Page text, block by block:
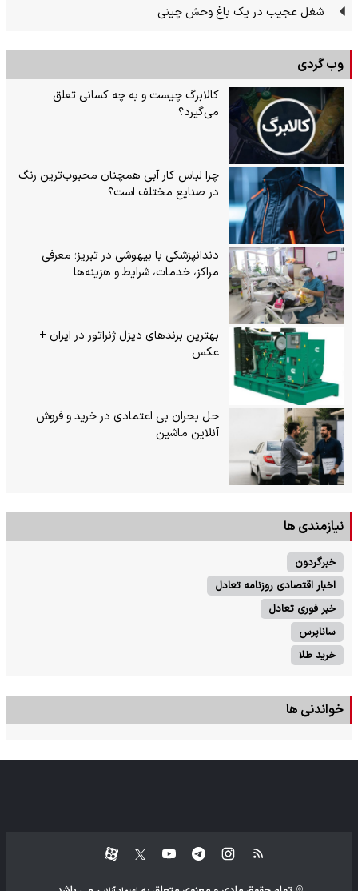
شغل عجیب در یک باغ وحش چینی
وب گردی
کالابرگ چیست و به چه کسانی تعلق
می‌گیرد؟
چرا لباس کار آبی همچنان محبوب‌ترین رنگ
در صنایع مختلف است؟
دندانپزشکی با بیهوشی در تبریز؛ معرفی
مراکز، خدمات، شرایط و هزینه‌ها
بهترین برندهای دیزل ژنراتور در ایران +
عکس
حل بحران بی‌ اعتمادی در خرید و فروش
آنلاین ماشین
نیازمندی ها
خبرگردون
اخبار اقتصادی روزنامه تعادل
خبر فوری تعادل
ساناپرس
خرید طلا
خواندنی ها